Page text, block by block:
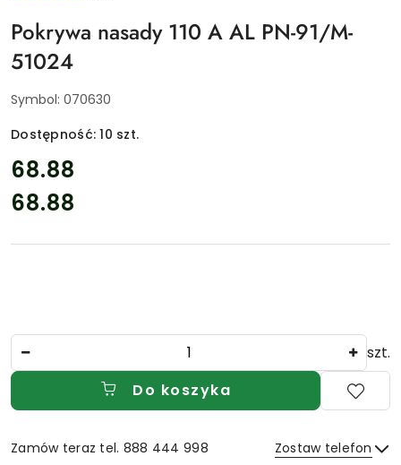
Pokrywa nasady 110 A AL PN-91/M-
51024
Symbol: 070630
Dostępność:10 szt.
cena:
68.88
Cena:
68.88
szt.
Do koszyka
Zamów teraz tel. 888 444 998 Zostaw telefon